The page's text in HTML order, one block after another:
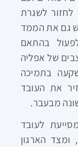
לחזור לשגרת
גם את הממד
בהתאם
של אפליה
בתמיכה
את העובד
מבעבר.
לעובד
הארגון